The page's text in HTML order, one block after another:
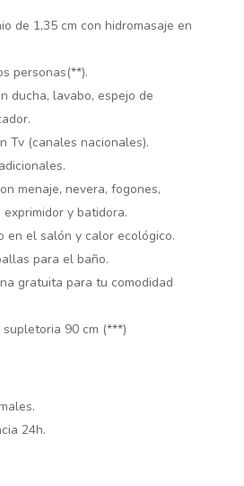
de 1,35 cm con hidromasaje en
personas(**).
ducha, lavabo, espejo de
Tv (canales nacionales).
menaje, nevera, fogones,
y batidora.
en el salón y calor ecológico.
para el baño.
gratuita para tu comodidad
supletoria 90 cm (***)
24h.